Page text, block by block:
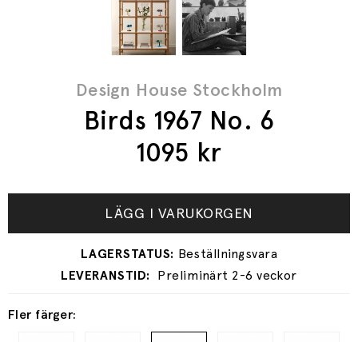
Design House Stockholm
Birds 1967 No. 6
1095 kr
Fler färger:
LÄGG I VARUKORGEN
Preliminärt 2-6 veckor